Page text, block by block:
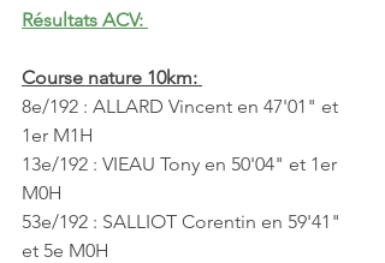
Résultats ACV:
Course nature 10km:
8e/192 : ALLARD Vincent en 47'01" et
1er M1H
13e/192 : VIEAU Tony en 50'04" et 1er
M0H
53e/192 : SALLIOT Corentin en 59'41"
et 5e M0H